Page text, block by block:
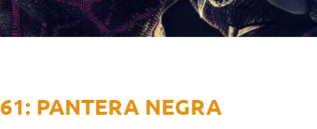
PANTERA NEGRA